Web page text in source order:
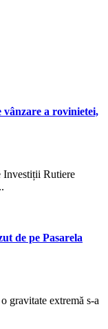
a rovinietei,
de pe Pasarela